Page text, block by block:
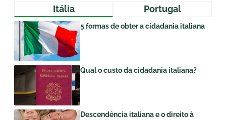
Itália
Portugal
5 formas de obter a cidadania italiana
Qual o custo da cidadania italiana?
Descendência italiana e o direito à